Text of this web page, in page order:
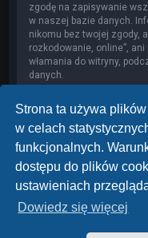
Strona ta używa
w celach
funkcjonalnych.
dostępu do plików
ustawieniach
Dowiedz się więcej
zgodę na zapisywanie
w naszej bazie danych.
nikomu bez twojej zgody,
rozkodowanie, online”,
włamania do witryny,
danych.
Strona główna